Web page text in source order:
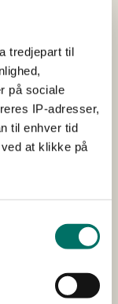
tredjepart til
på sociale
IP-adresser,
til enhver tid
at klikke på
om
alle
af
generelt.